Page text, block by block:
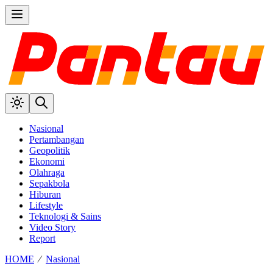
Nasional
Pertambangan
Geopolitik
Ekonomi
Olahraga
Sepakbola
Hiburan
Lifestyle
Teknologi & Sains
Video Story
Report
HOME ⁄ Nasional